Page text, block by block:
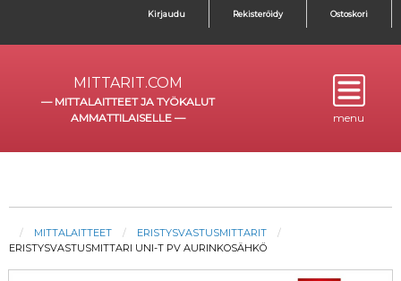
Kirjaudu Rekisteröidy Ostoskori
MITTARIT.COM
— MITTALAITTEET JA TYÖKALUT
AMMATTILAISELLE — menu
MITTALAITTEET
ERISTYSVASTUSMITTARIT
ERISTYSVASTUSMITTARI UNI-T PV AURINKOSÄHKÖ